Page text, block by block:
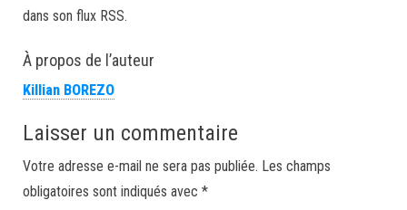
dans son flux RSS.
À propos de l’auteur
Killian BOREZO
Laisser un commentaire
Votre adresse e-mail ne sera pas publiée. Les champs
obligatoires sont indiqués avec *